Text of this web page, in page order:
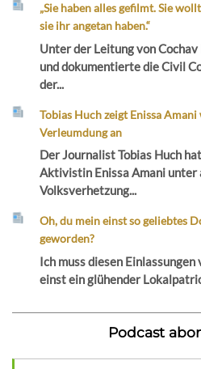
„Sie haben alles gefilmt. Sie
sie ihr angetan haben.“
Unter der Leitung von
und dokumentierte die Civil
der...
Tobias Huch zeigt Enissa
Verleumdung an
Der Journalist Tobias Huch
Aktivistin Enissa Amani unter
Volksverhetzung...
Oh, du mein einst so geliebtes
geworden?
Ich muss diesen
einst ein glühender
Podcast